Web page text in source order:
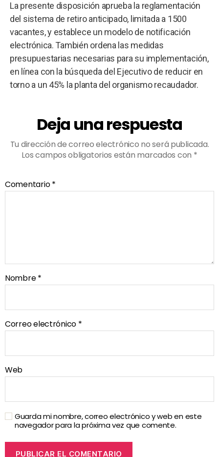
La presente disposición aprueba la reglamentación
del sistema de retiro anticipado, limitada a 1500
vacantes, y establece un modelo de notificación
electrónica. También ordena las medidas
presupuestarias necesarias para su implementación,
en línea con la búsqueda del Ejecutivo de reducir en
torno a un 45% la planta del organismo recaudador.
Deja una respuesta
Tu dirección de correo electrónico no será publicada.
Los campos obligatorios están marcados con *
Comentario*
Nombre*
Correo electrónico *
Web
Guarda mi nombre, correo electrónico y web en este
navegador para la próxima vez que comente.